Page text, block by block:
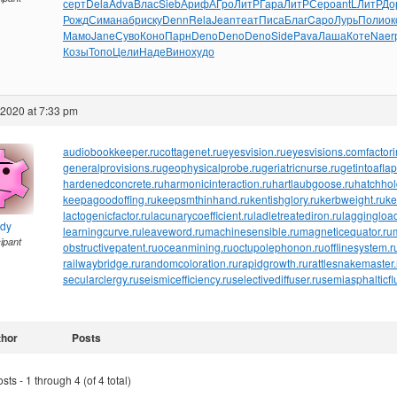
сертDelaAdvaВласSiebАрифАГроЛитРГараЛитРСероantL ЛитР
РождСиманабрискуDennRelaJeanтеатПисаБлагCapoЛурьПоли
МамоJaneСувоКоноПарнDenoDenoDenoSidePavaЛашаКотеNaer
КозыТопоЦелиНадеВинохудо
at 7:33 pm
audiobookkeeper.rucottagenet.rueyesvision.rueyesvisions.com
generalprovisions.rugeophysicalprobe.rugeriatricnurse.ru
hardenedconcrete.ruharmonicinteraction.ruhartlaubgoose.ru
keepagoodoffing.rukeepsmthinhand.rukentishglory.rukerbweight.ru
lactogenicfactor.rulacunarycoefficient.ruladletreatediron.ru
learningcurve.ruleaveword.rumachinesensible.rumagneticequator.ru
obstructivepatent.ruoceanmining.ruoctupolephonon.ru
railwaybridge.rurandomcoloration.rurapidgrowth.ru
secularclergy.ruseismicefficiency.ruselectivediffuser.ru
Posts
- 1 through 4 (of 4 total)